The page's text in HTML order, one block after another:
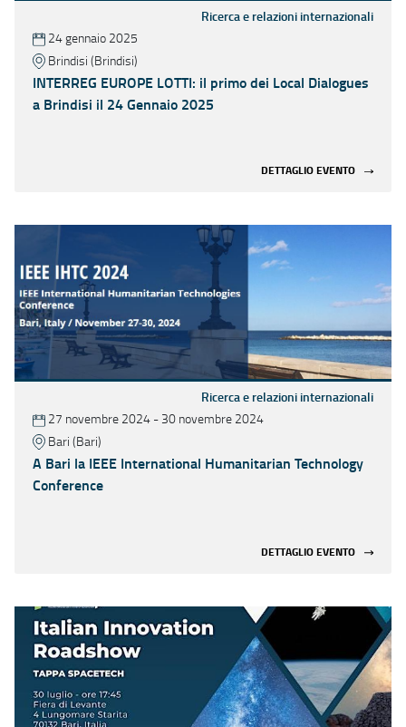
Ricerca e relazioni internazionali
24 gennaio 2025
Brindisi (Brindisi)
INTERREG EUROPE LOTTI: il primo dei Local Dialogues
a Brindisi il 24 Gennaio 2025
DETTAGLIO EVENTO
Ricerca e relazioni internazionali
27 novembre 2024 - 30 novembre 2024
Bari (Bari)
A Bari la IEEE International Humanitarian Technology
Conference
DETTAGLIO EVENTO